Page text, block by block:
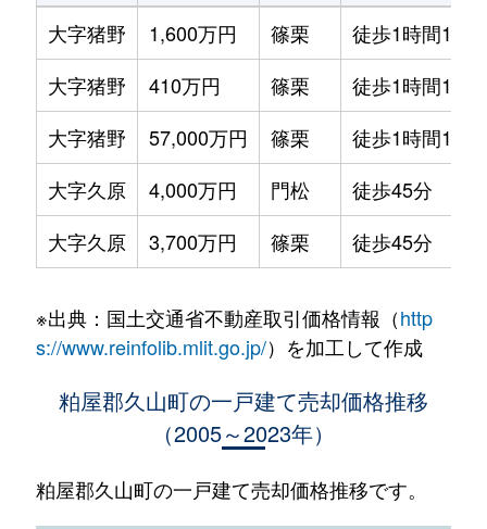
大字猪野
1,600万円 篠栗
徒歩1時間15分
大字猪野
410万円 篠栗
徒歩1時間15分
大字猪野
57,000万円 篠栗
徒歩1時間15分
大字久原
4,000万円 門松
徒歩45分
大字久原
3,700万円 篠栗 徒歩45分
※出典：国土交通省不動産取引価格情報（http
s://www.reinfolib.mlit.go.jp/）を加工して作成
粕屋郡久山町の一戸建て売却価格推移
（2005～2023年）
粕屋郡久山町の一戸建て売却価格推移です。